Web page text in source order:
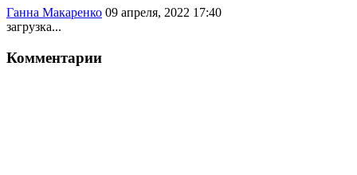
Ганна Макаренко 09 апреля, 2022 17:40
загрузка...
Комментарии